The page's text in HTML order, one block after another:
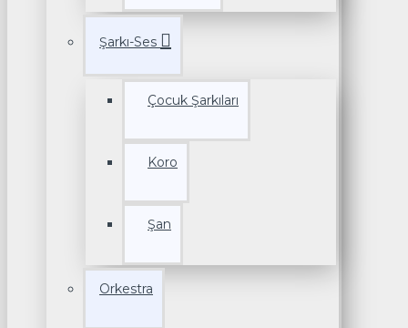
Şarkı-Ses
Çocuk Şarkıları
Koro
Şan
Orkestra